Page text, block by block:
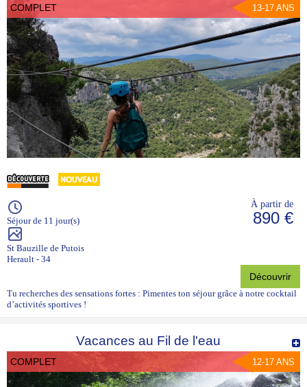
COMPLET 13-17 ANS
Séjour de 11 jour(s)
St Bauzille de Putois
Herault - 34
À partir de
890 €
Découvrir
Tu recherches des sensations fortes : Pimentes ton séjour grâce à notre cocktail
d’activités sportives !
Vacances au Fil de l'eau
COMPLET 12-17 ANS